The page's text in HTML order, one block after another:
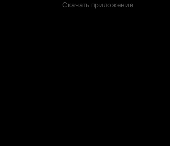
Скачать приложение